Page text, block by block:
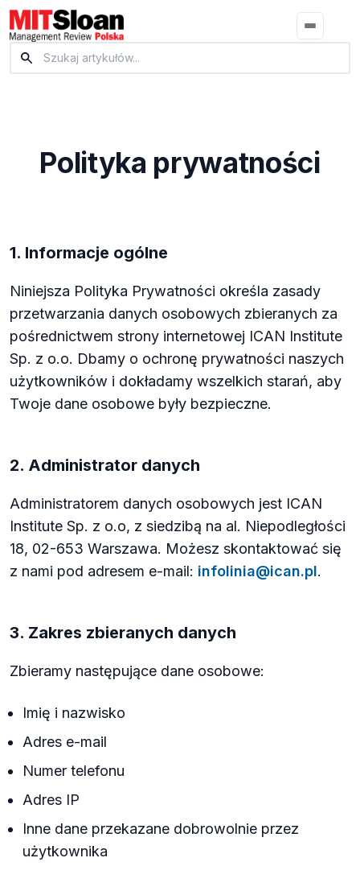
Polityka prywatności
1. Informacje ogólne
Niniejsza Polityka Prywatności określa zasady
przetwarzania danych osobowych zbieranych za
pośrednictwem strony internetowej ICAN Institute
Sp. z o.o. Dbamy o ochronę prywatności naszych
użytkowników i dokładamy wszelkich starań, aby
Twoje dane osobowe były bezpieczne.
2. Administrator danych
Administratorem danych osobowych jest ICAN
Institute Sp. z o.o, z siedzibą na al. Niepodległości
18, 02-653 Warszawa. Możesz skontaktować się
z nami pod adresem e-mail: infolinia@ican.pl.
3. Zakres zbieranych danych
Zbieramy następujące dane osobowe:
Imię i nazwisko
Adres e-mail
Numer telefonu
Adres IP
Inne dane przekazane dobrowolnie przez
użytkownika